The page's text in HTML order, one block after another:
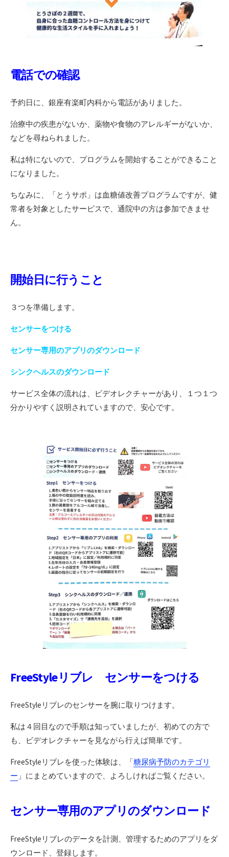
電話での確認
予約日に、銀座有楽町内科から電話がありました。
治療中の疾患がないか、薬物や食物のアレルギーがないか、
などを尋ねられました。
私は特にないので、プログラムを開始することができること
になりました。
ちなみに、「とうサポ」は血糖値改善プログラムですが、健
常者を対象としたサービスで、通院中の方は参加できませ
ん。
開始日に行うこと
３つを準備します。
センサーをつける
センサー専用のアプリのダウンロード
シンクヘルスのダウンロード
サービス全体の流れは、ビデオレクチャーがあり、１つ１つ
分かりやすく説明されていますので、安心です。
FreeStyleリブレ センサーをつける
FreeStyleリブレのセンサーを腕に取りつけます。
私は４回目なので手順は知っていましたが、初めての方で
も、ビデオレクチャーを見ながら行えば簡単です。
FreeStyleリブレを使った体験は、「糖尿病予防のカテゴリ
ー 」にまとめていますので、よろしければご覧ください。
センサー専用のアプリのダウンロード
FreeStyleリブレのデータを計測、管理するためのアプリをダ
ウンロード、登録します。